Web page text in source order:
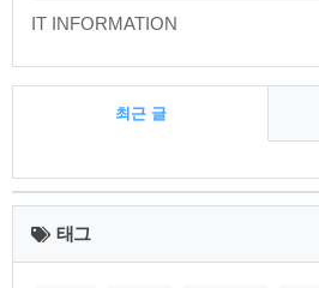
IT INFORMATION
최근 글
최
근
글 태그